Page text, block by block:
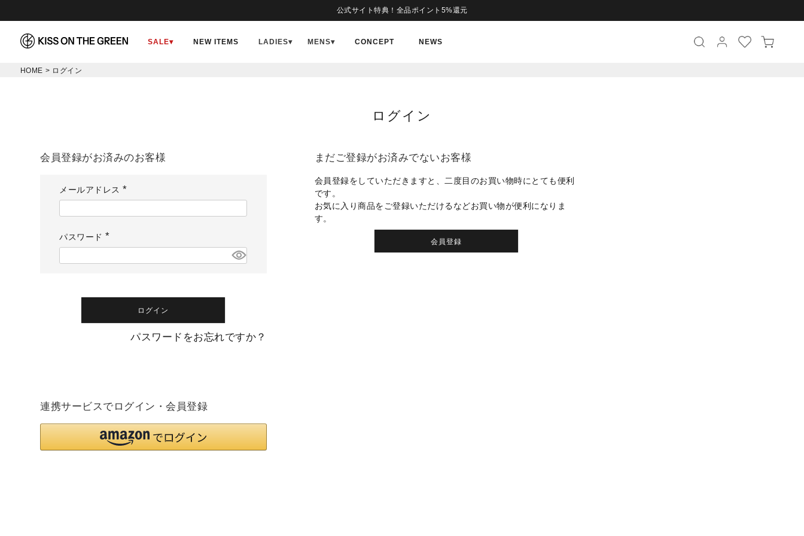
公式サイト特典！全品ポイント5%還元
SALE▾ NEW ITEMS LADIES▾ MENS▾ CONCEPT NEWS
HOME ログイン
ログイン
会員登録がお済みのお客様
メールアドレス
(
須
パスワード
(
須
ログイン
パスワードをお忘れですか？
連携サービスでログイン・会員登録
まだご登録がお済みでないお客様
会員登録をしていただきますと、二度目のお買い物時にとても便利
です。
お気に入り商品をご登録いただけるなどお買い物が便利になりま
す。
会員登録